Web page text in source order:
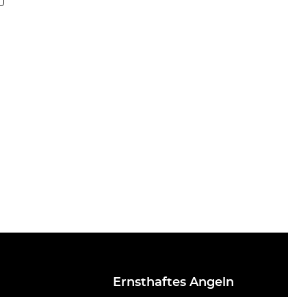
Ernsthaftes Angeln